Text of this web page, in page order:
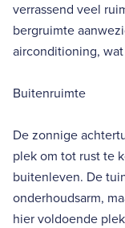
verrassend veel
bergruimte
airconditioning,
Buitenruimte
De zonnige
plek om tot rust te
buitenleven. De
onderhoudsarm,
hier voldoende